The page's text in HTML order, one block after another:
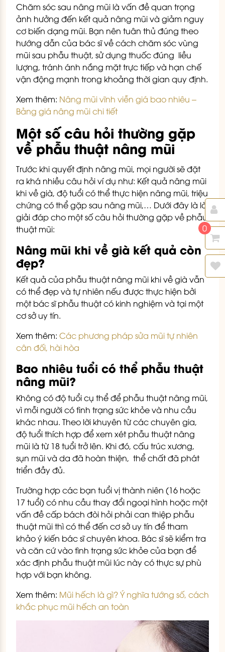
0
Chăm sóc sau nâng mũi là vấn đề quan trọng
ảnh hưởng đến kết quả nâng mũi và giảm nguy
cơ biến dạng mũi. Bạn nên tuân thủ đúng theo
hướng dẫn của bác sĩ về cách chăm sóc vùng
mũi sau phẫu thuật, sử dụng thuốc đúng liều
lượng, tránh ánh nắng mặt trực tiếp và hạn chế
vận động mạnh trong khoảng thời gian quy định.
Xem thêm: Nâng mũi vĩnh viễn giá bao nhiêu –
Bảng giá nâng mũi chi tiết
Một số câu hỏi thường gặp
về phẫu thuật nâng mũi
Trước khi quyết định nâng mũi, mọi người sẽ đặt
ra khá nhiều câu hỏi ví dụ như: Kết quả nâng mũi
khi về già, độ tuổi có thể thực hiện nâng mũi, triệu
chứng có thể gặp sau nâng mũi,… Dưới đây là lời
giải đáp cho một số câu hỏi thường gặp về phẫu
thuật mũi:
Nâng mũi khi về già kết quả còn
đẹp?
Kết quả của phẫu thuật nâng mũi khi về già vẫn
có thể đẹp và tự nhiên nếu được thực hiện bởi
một bác sĩ phẫu thuật có kinh nghiệm và tại một
cơ sở uy tín.
Xem thêm: Các phương pháp sửa mũi tự nhiên
cân đối, hài hòa
Bao nhiêu tuổi có thể phẫu thuật
nâng mũi?
Không có độ tuổi cụ thể để phẫu thuật nâng mũi,
vì mỗi người có tình trạng sức khỏe và nhu cầu
khác nhau. Theo lời khuyên từ các chuyên gia,
độ tuổi thích hợp để xem xét phẫu thuật nâng
mũi là từ 18 tuổi trở lên. Khi đó, cấu trúc xương,
sụn mũi và da đã hoàn thiện, thể chất đã phát
triển đầy đủ.
Trường hợp các bạn tuổi vị thành niên (16 hoặc
17 tuổi) có nhu cầu thay đổi ngoại hình hoặc một
vấn đề cấp bách đòi hỏi phải can thiệp phẫu
thuật mũi thì có thể đến cơ sở uy tín để tham
khảo ý kiến bác sĩ chuyên khoa. Bác sĩ sẽ kiểm tra
và căn cứ vào tình trạng sức khỏe của bạn để
xác định phẫu thuật mũi lúc này có thực sự phù
hợp với bạn không.
Xem thêm: Mũi hếch là gì? Ý nghĩa tướng số, cách
khắc phục mũi hếch an toàn